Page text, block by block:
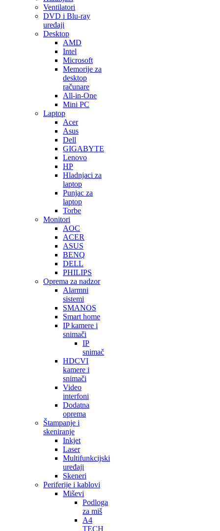
Ventilatori
DVD i Blu-ray
uređaji
Desktop
AMD
Intel
Microsoft
Memorije za
desktop
računare
All-in-One
Mini PC
Laptop
Acer
Asus
Dell
GIGABYTE
Lenovo
HP
Hladnjaci za
laptop
Punjac za
laptop
Torbe
Monitori
AOC
ACER
ASUS
BENQ
DELL
PHILIPS
Oprema za nadzor
Alarmni
sistemi
SMANOS
Smart home
IP kamere i
snimači
IP
snimač
HDCVI
kamere i
snimači
Video
interfoni
Dodatna
oprema
Štampanje i
skeniranje
Inkjet
Laser
Multifunkcijski
uređaji
Skeneri
Periferije i kablovi
Miševi
Podloga
za miš
A4
TECH